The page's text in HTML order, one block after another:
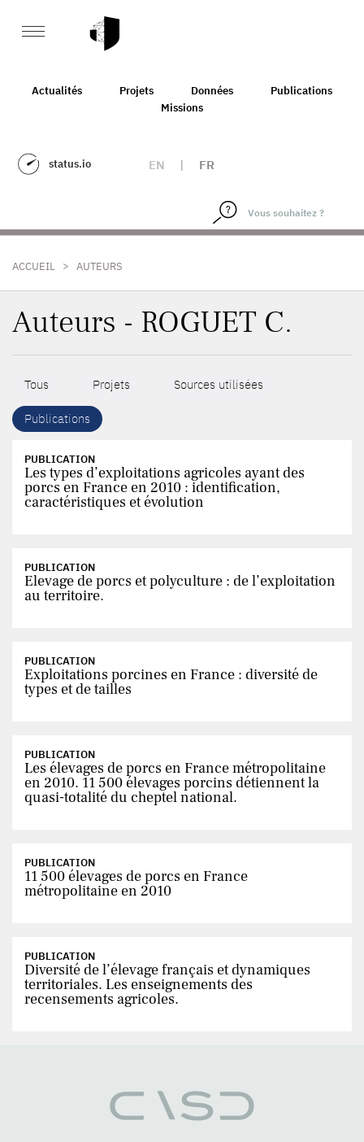
Actualités Projets Données
Publications
Missions
status.io EN | FR
ACCUEIL > AUTEURS
Auteurs - ROGUET C.
Tous Projets Sources utilisées
Publications
PUBLICATION
Les types d’exploitations agricoles ayant des
porcs en France en 2010 : identification,
caractéristiques et évolution
PUBLICATION
Elevage de porcs et polyculture : de l’exploitation
au territoire.
PUBLICATION
Exploitations porcines en France : diversité de
types et de tailles
PUBLICATION
Les élevages de porcs en France métropolitaine
en 2010. 11 500 élevages porcins détiennent la
quasi-totalité du cheptel national.
PUBLICATION
11 500 élevages de porcs en France
métropolitaine en 2010
PUBLICATION
Diversité de l’élevage français et dynamiques
territoriales. Les enseignements des
recensements agricoles.